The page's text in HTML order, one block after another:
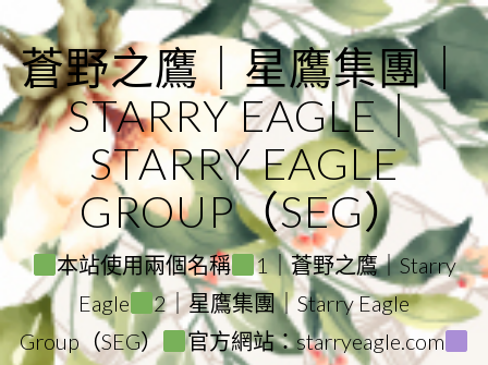
to
content
蒼野之鷹｜星鷹集團｜
STARRY EAGLE｜
STARRY EAGLE
GROUP（SEG）
本站使用兩個名稱
1｜蒼野之鷹｜Starry
Eagle
2｜星鷹集團｜Starry Eagle
Group（SEG）
官方網站：starryeagle.com